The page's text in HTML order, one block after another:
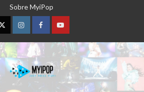
Sobre MyiPop
TwitterInstagramFacebookYouTube